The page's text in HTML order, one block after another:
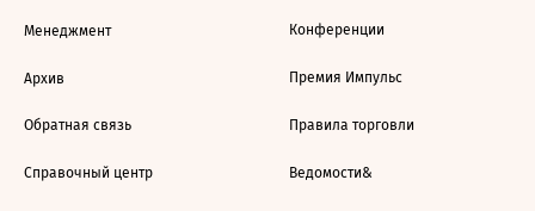
Менеджмент
Архив
Обратная связь
Справочный центр
Конференции
Премия Импульс
Правила торговли
Ведомости&